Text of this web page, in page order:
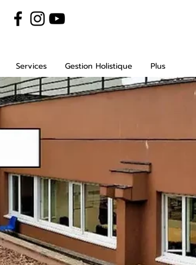
Services Gestion Holistique Plus